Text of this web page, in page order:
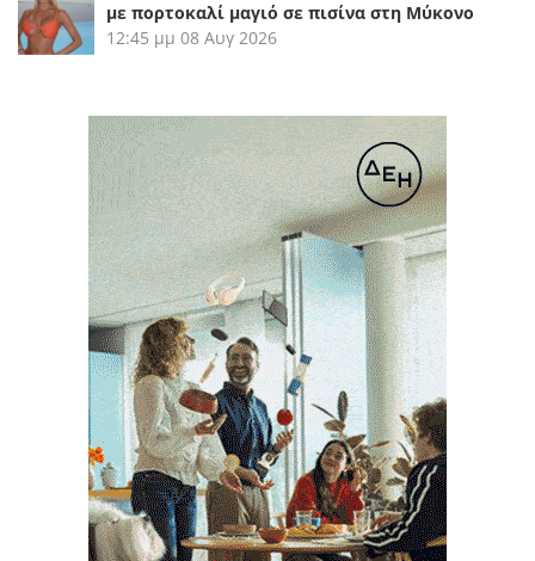
με πορτοκαλί μαγιό σε πισίνα στη Μύκονο
12:45 μμ 08 Αυγ 2026